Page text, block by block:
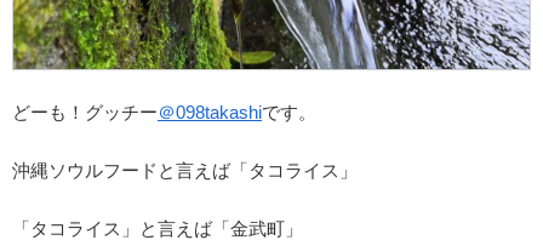
どーも！グッチー＠098takashiです。
沖縄ソウルフードと言えば「タコライス」
「タコライス」と言えば「金武町」